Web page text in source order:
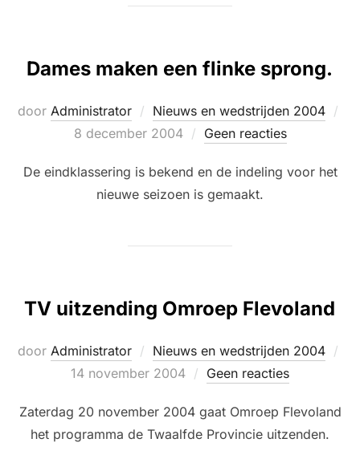
Dames maken een flinke sprong.
door Administrator Nieuws en wedstrijden 2004
8 december 2004 Geen reacties
De eindklassering is bekend en de indeling voor het
nieuwe seizoen is gemaakt.
TV uitzending Omroep Flevoland
door Administrator Nieuws en wedstrijden 2004
14 november 2004 Geen reacties
Zaterdag 20 november 2004 gaat Omroep Flevoland
het programma de Twaalfde Provincie uitzenden.